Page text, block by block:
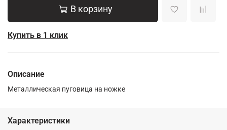
В корзину
Купить в 1 клик
Описание
Металлическая пуговица на ножке
Характеристики